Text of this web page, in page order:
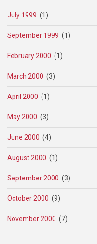
July 1999 (1)
September 1999 (1)
February 2000 (1)
March 2000 (3)
April 2000 (1)
May 2000 (3)
June 2000 (4)
August 2000 (1)
September 2000 (3)
October 2000 (9)
November 2000 (7)